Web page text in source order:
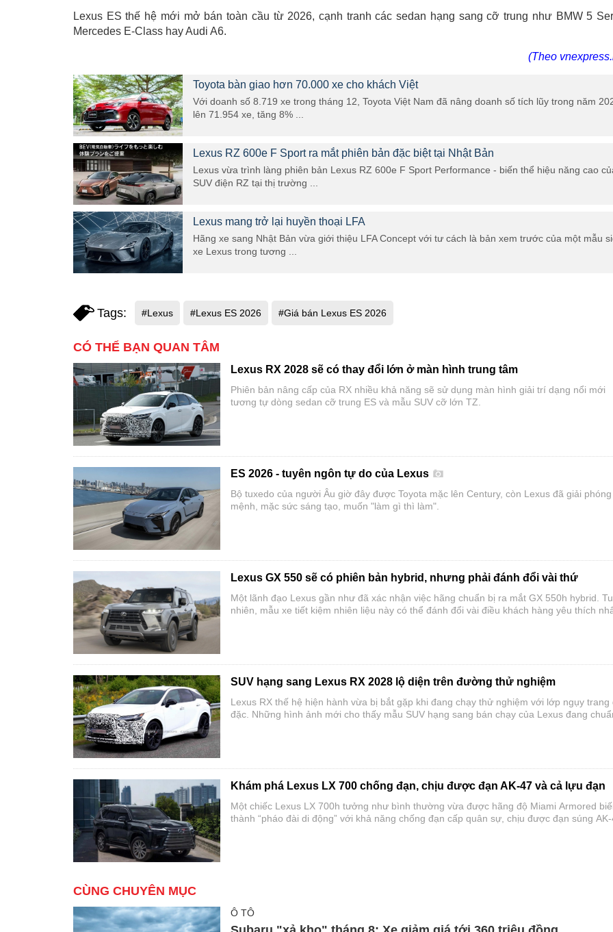
Lexus ES thế hệ mới mở bán toàn cầu từ 2026, cạnh tranh các sedan hạng sang cỡ trung như BMW 5
Mercedes E-Class hay Audi A6.
(Theo
Toyota bàn giao hơn 70.000 xe cho khách Việt
Với doanh số 8.719 xe trong tháng 12, Toyota Việt Nam đã nâng doanh số tích lũy trong năm
lên 71.954 xe, tăng 8% ...
Lexus RZ 600e F Sport ra mắt phiên bản đặc biệt tại Nhật Bản
Lexus vừa trình làng phiên bản Lexus RZ 600e F Sport Performance - biến thể hiệu năng cao
SUV điện RZ tại thị trường ...
Lexus mang trở lại huyền thoại LFA
Hãng xe sang Nhật Bản vừa giới thiệu LFA Concept với tư cách là bản xem trước của một mẫu
xe Lexus trong tương ...
Tags: #Lexus #Lexus ES 2026 #Giá bán Lexus ES 2026
CÓ THỂ BẠN QUAN TÂM
Lexus RX 2028 sẽ có thay đổi lớn ở màn hình trung tâm
Phiên bản nâng cấp của RX nhiều khả năng sẽ sử dụng màn hình giải trí dạng nổi mới
tương tự dòng sedan cỡ trung ES và mẫu SUV cỡ lớn TZ.
ES 2026 - tuyên ngôn tự do của Lexus
Bộ tuxedo của người Âu giờ đây được Toyota mặc lên Century, còn Lexus đã giải
mệnh, mặc sức sáng tạo, muốn "làm gì thì làm".
Lexus GX 550 sẽ có phiên bản hybrid, nhưng phải đánh đổi vài thứ
Một lãnh đạo Lexus gần như đã xác nhận việc hãng chuẩn bị ra mắt GX 550h hybrid.
nhiên, mẫu xe tiết kiệm nhiên liệu này có thể đánh đổi vài điều khách hàng yêu thích
SUV hạng sang Lexus RX 2028 lộ diện trên đường thử nghiệm
Lexus RX thế hệ hiện hành vừa bị bắt gặp khi đang chạy thử nghiệm với lớp ngụy trang
đặc. Những hình ảnh mới cho thấy mẫu SUV hạng sang bán chạy của Lexus đang
Khám phá Lexus LX 700 chống đạn, chịu được đạn AK-47 và cả lựu đạn
Một chiếc Lexus LX 700h tưởng như bình thường vừa được hãng độ Miami Armored
thành “pháo đài di động” với khả năng chống đạn cấp quân sự, chịu được đạn súng AK-
CÙNG CHUYÊN MỤC
Ô TÔ